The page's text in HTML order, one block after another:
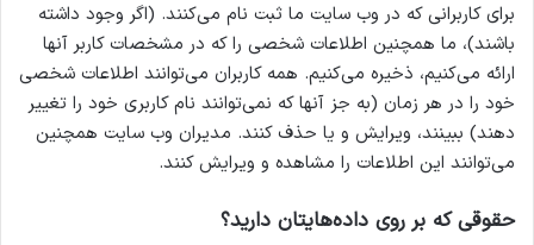
برای کاربرانی که در وب سایت ما ثبت نام می‌کنند. (اگر وجود داشته
باشند)، ما همچنین اطلاعات شخصی را که در مشخصات کاربر آنها
ارائه می‌کنیم، ذخیره می‌کنیم. همه کاربران می‌توانند اطلاعات شخصی
خود را در هر زمان (به جز آنها که نمی‌توانند نام کاربری خود را تغییر
دهند) ببینند، ویرایش و یا حذف کنند. مدیران وب سایت همچنین
می‌توانند این اطلاعات را مشاهده و ویرایش کنند.
حقوقی که بر روی داده‌هایتان دارید؟